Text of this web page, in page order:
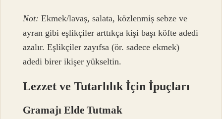
Not: Ekmek/lavaş, salata, közlenmiş sebze ve
ayran gibi eşlikçiler arttıkça kişi başı köfte adedi
azalır. Eşlikçiler zayıfsa (ör. sadece ekmek)
adedi birer ikişer yükseltin.
Lezzet ve Tutarlılık İçin İpuçları
Gramajı Elde Tutmak